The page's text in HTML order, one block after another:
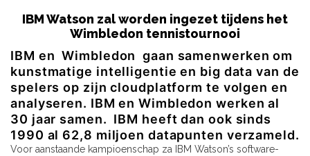
IBM Watson zal worden ingezet tijdens het
Wimbledon tennistournooi
IBM en Wimbledon gaan samenwerken om
kunstmatige intelligentie en big data van de
spelers op zijn cloudplatform te volgen en
analyseren. IBM en Wimbledon werken al
30 jaar samen. IBM heeft dan ook sinds
1990 al 62,8 miljoen datapunten verzameld.
Voor aanstaande kampioenschap za IBM Watson’s software-